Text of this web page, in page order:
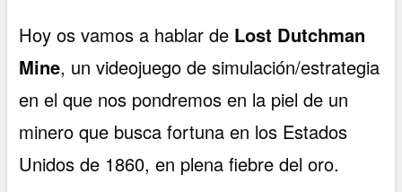
Hoy os vamos a hablar de Lost Dutchman
Mine, un videojuego de simulación/estrategia
en el que nos pondremos en la piel de un
minero que busca fortuna en los Estados
Unidos de 1860, en plena fiebre del oro.